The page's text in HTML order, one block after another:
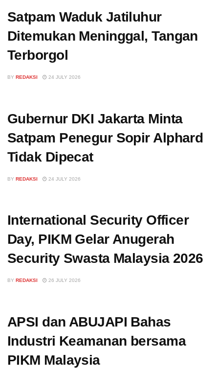
Satpam Waduk Jatiluhur
Ditemukan Meninggal, Tangan
Terborgol
BY REDAKSI 24 JULY 2026
Gubernur DKI Jakarta Minta
Satpam Penegur Sopir Alphard
Tidak Dipecat
BY REDAKSI 24 JULY 2026
International Security Officer
Day, PIKM Gelar Anugerah
Security Swasta Malaysia 2026
BY REDAKSI 26 JULY 2026
APSI dan ABUJAPI Bahas
Industri Keamanan bersama
PIKM Malaysia